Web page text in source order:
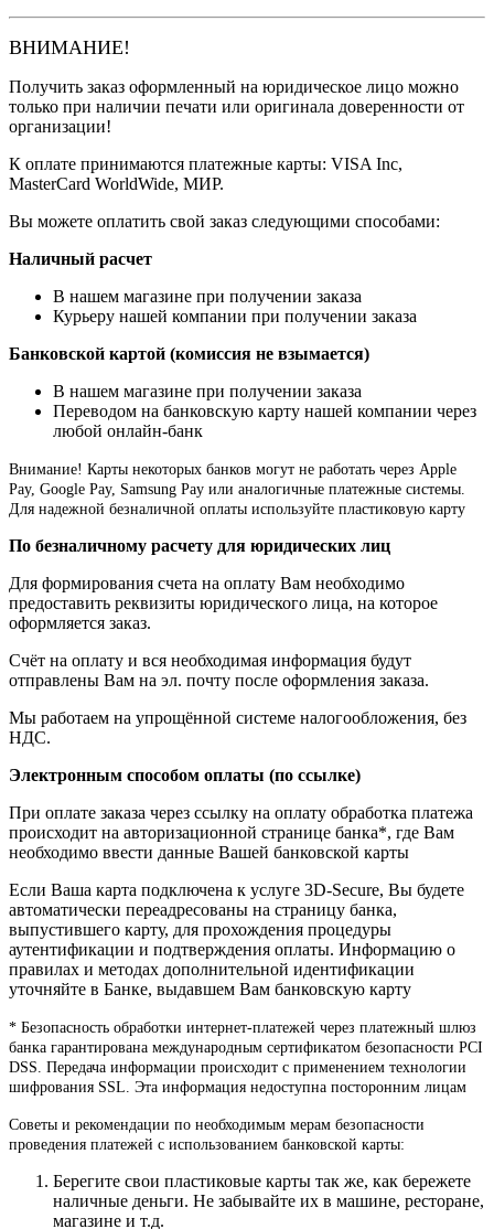
ВНИМАНИЕ!
Получить заказ оформленный на юридическое лицо можно
только при наличии печати или оригинала доверенности от
организации!
К оплате принимаются платежные карты: VISA Inc,
MasterCard WorldWide, МИР.
Вы можете оплатить свой заказ следующими способами:
Наличный расчет
В нашем магазине при получении заказа
Курьеру нашей компании при получении заказа
Банковской картой (комиссия не взымается)
В нашем магазине при получении заказа
Переводом на банковскую карту нашей компании через
любой онлайн-банк
Внимание! Карты некоторых банков могут не работать через Apple
Pay, Google Pay, Samsung Pay или аналогичные платежные системы.
Для надежной безналичной оплаты используйте пластиковую карту
По безналичному расчету для юридических лиц
Для формирования счета на оплату Вам необходимо
предоставить реквизиты юридического лица, на которое
оформляется заказ.
Счёт на оплату и вся необходимая информация будут
отправлены Вам на эл. почту после оформления заказа.
Мы работаем на упрощённой системе налогообложения, без
НДС.
Электронным способом оплаты (по ссылке)
При оплате заказа через ссылку на оплату обработка платежа
происходит на авторизационной странице банка*, где Вам
необходимо ввести данные Вашей банковской карты
Если Ваша карта подключена к услуге 3D-Secure, Вы будете
автоматически переадресованы на страницу банка,
выпустившего карту, для прохождения процедуры
аутентификации и подтверждения оплаты. Информацию о
правилах и методах дополнительной идентификации
уточняйте в Банке, выдавшем Вам банковскую карту
* Безопасность обработки интернет-платежей через платежный шлюз
банка гарантирована международным сертификатом безопасности PCI
DSS. Передача информации происходит с применением технологии
шифрования SSL. Эта информация недоступна посторонним лицам
Советы и рекомендации по необходимым мерам безопасности
проведения платежей с использованием банковской карты:
Берегите свои пластиковые карты так же, как бережете
наличные деньги. Не забывайте их в машине, ресторане,
магазине и т.д.